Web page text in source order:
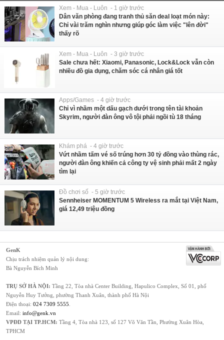
Xem - Mua - Luôn - 1 giờ trước
Dân văn phòng đang tranh thủ săn deal loạt món này:
Chỉ vài trăm nghìn nhưng giúp góc làm việc "lên đời"
thấy rõ
Xem - Mua - Luôn - 3 giờ trước
Sale chưa hết: Xiaomi, Panasonic, Lock&Lock vẫn còn
nhiều đồ gia dụng, chăm sóc cá nhân giá tốt
Apps/Games - 4 giờ trước
Chỉ vì nhầm một dấu gạch dưới trong tên tài khoản
Skyrim, người đàn ông vô tội phải ngồi tù 18 tháng
Khám phá - 4 giờ trước
Vứt nhầm tấm vé số trúng hơn 30 tỷ đồng vào thùng rác,
người đàn ông khiến cả công ty vệ sinh phải mất 2 ngày
tìm lại
Đồ chơi số - 5 giờ trước
Sennheiser MOMENTUM 5 Wireless ra mắt tại Việt Nam,
giá 12,49 triệu đồng
GenK
Chịu trách nhiệm quản lý nội dung:
Bà Nguyễn Bích Minh
TRỤ SỞ HÀ NỘI: Tầng 22, Tòa nhà Center Building, Hapulico Complex, Số 01, phố
Nguyễn Huy Tưởng, phường Thanh Xuân, thành phố Hà Nội
Điện thoại: 024 7309 5555
Email: info@genk.vn
VPĐD TẠI TP.HCM: Tầng 4, Tòa nhà 123, số 127 Võ Văn Tần, Phường Xuân Hòa,
TPHCM